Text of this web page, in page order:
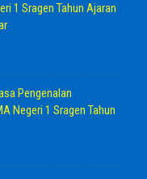
1 Sragen Tahun Ajaran
Pengenalan
Negeri 1 Sragen Tahun